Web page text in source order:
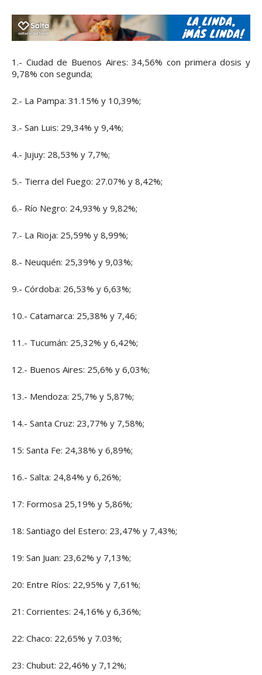
1.- Ciudad de Buenos Aires: 34,56% con primera dosis y
9,78% con segunda;
2.- La Pampa: 31.15% y 10,39%;
3.- San Luis: 29,34% y 9,4%;
4.- Jujuy: 28,53% y 7,7%;
5.- Tierra del Fuego: 27.07% y 8,42%;
6.- Río Negro: 24,93% y 9,82%;
7.- La Rioja: 25,59% y 8,99%;
8.- Neuquén: 25,39% y 9,03%;
9.- Córdoba: 26,53% y 6,63%;
10.- Catamarca: 25,38% y 7,46;
11.- Tucumán: 25,32% y 6,42%;
12.- Buenos Aires: 25,6% y 6,03%;
13.- Mendoza: 25,7% y 5,87%;
14.- Santa Cruz: 23,77% y 7,58%;
15: Santa Fe: 24,38% y 6,89%;
16.- Salta: 24,84% y 6,26%;
17: Formosa 25,19% y 5,86%;
18: Santiago del Estero: 23,47% y 7,43%;
19: San Juan: 23,62% y 7,13%;
20: Entre Ríos: 22,95% y 7,61%;
21: Corrientes: 24,16% y 6,36%;
22: Chaco: 22,65% y 7.03%;
23: Chubut: 22,46% y 7,12%;